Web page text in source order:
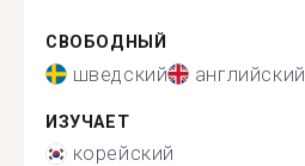
СВОБОДНЫЙ
шведский английский
ИЗУЧАЕТ
корейский